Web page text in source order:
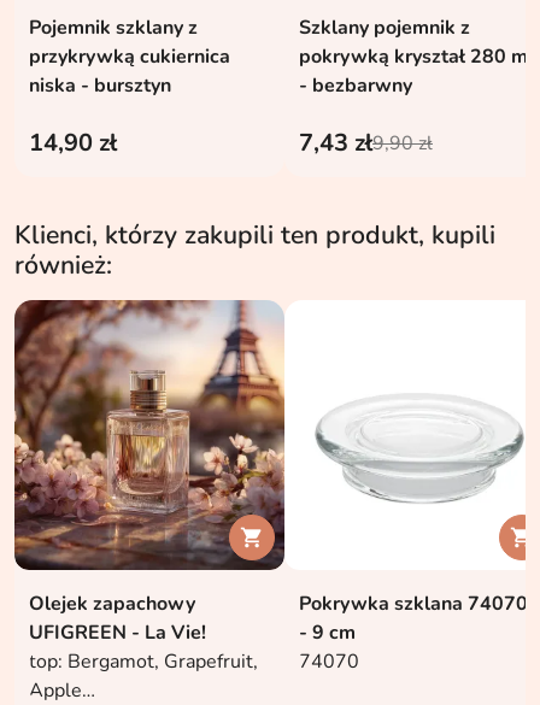
Pojemnik szklany z
przykrywką cukiernica
niska - bursztyn
14,90 zł
Szklany pojemnik z
pokrywką kryształ 280 ml
- bezbarwny
7,43 zł9,90 zł
Klienci, którzy zakupili ten produkt, kupili
również:

Olejek zapachowy
UFIGREEN - La Vie!
top: Bergamot, Grapefruit,
Apple

Pokrywka szklana 74070
- 9 cm
74070